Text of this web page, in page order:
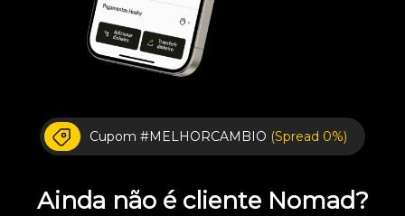
Cupom #MELHORCAMBIO (Spread 0%)
Ainda não é cliente Nomad?